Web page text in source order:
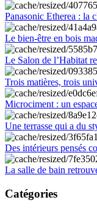
Panasonic Etherea : la
Le bien-être en bois
Le Salon de l’Habitat
Trois matières, trois
Microciment : un
Une terrasse qui a du
Des intérieurs pensés
La salle de bain
Catégories